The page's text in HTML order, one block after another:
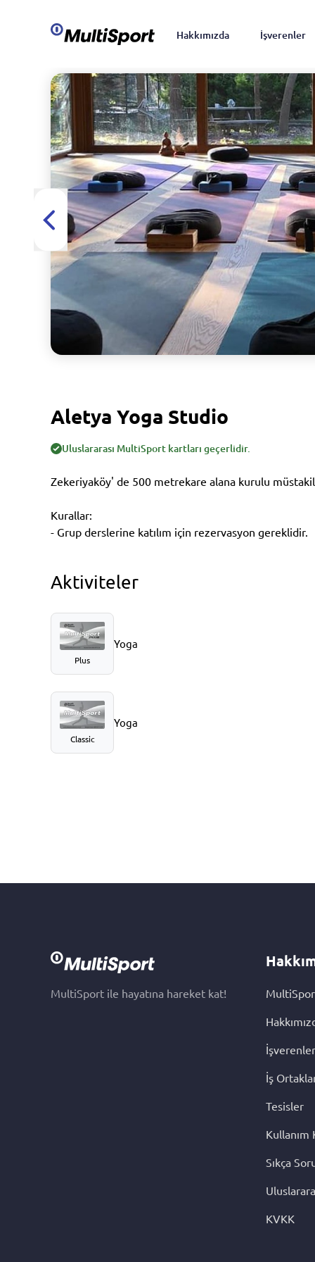
Hakkımızda İşverenler
Aletya Yoga Studio
Uluslararası MultiSport kartları geçerlidir.
Zekeriyaköy' de 500 metrekare alana kurulu
Kurallar:
- Grup derslerine katılım için rezervasyon gereklidir.
Aktiviteler
Plus
Yoga
Classic
Yoga
MultiSport ile hayatına hareket kat!
İşverenler
İş
Tesisler
Kullanım
Sıkça
KVKK